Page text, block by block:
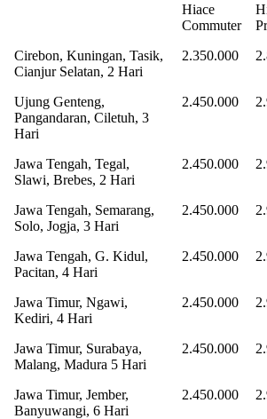
Hiace
Commuter
Cirebon, Kuningan, Tasik,
Cianjur Selatan, 2 Hari
2.350.000
Ujung Genteng,
Pangandaran, Ciletuh, 3
Hari
2.450.000
Jawa Tengah, Tegal,
Slawi, Brebes, 2 Hari
2.450.000
Jawa Tengah, Semarang,
Solo, Jogja, 3 Hari
2.450.000
Jawa Tengah, G. Kidul,
Pacitan, 4 Hari
2.450.000
Jawa Timur, Ngawi,
Kediri, 4 Hari
2.450.000
Jawa Timur, Surabaya,
Malang, Madura 5 Hari
2.450.000
Jawa Timur, Jember,
Banyuwangi, 6 Hari
2.450.000